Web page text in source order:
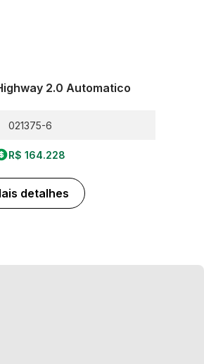
2.0 Automatico
021375-6
R$ 164.228
detalhes